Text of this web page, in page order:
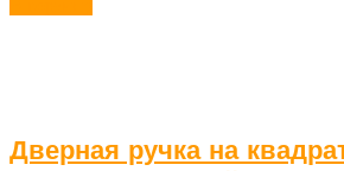
Дверная ручка на